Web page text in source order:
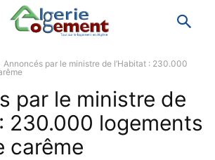
Annoncés par le ministre de l’Habitat : 230.000
par le ministre de
230.000 logements
carême